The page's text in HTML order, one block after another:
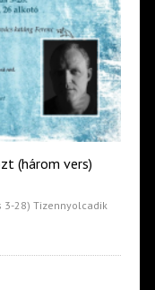
(három vers)
3-28) Tizennyolcadik